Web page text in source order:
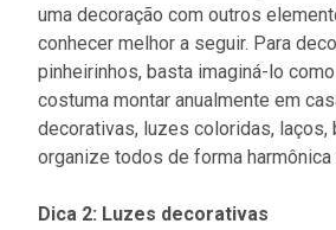
uma decoração com outros
conhecer melhor a seguir. Para
pinheirinhos, basta imaginá-lo
costuma montar anualmente em
decorativas, luzes coloridas, laços,
organize todos de forma harmônica
Dica 2: Luzes decorativas